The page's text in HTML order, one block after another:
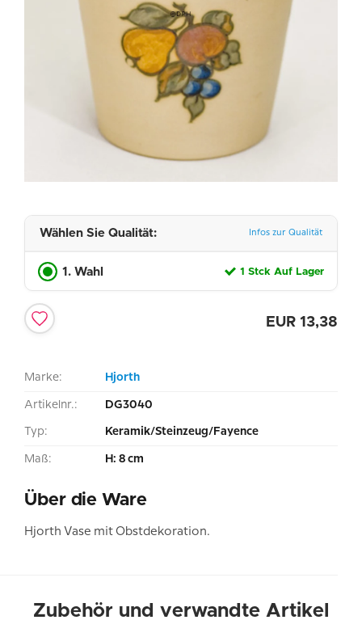
Wählen Sie Qualität: Infos zur Qualität
1. Wahl 1 Stck Auf Lager
EUR 13,38
Marke: Hjorth
Artikelnr.: DG3040
Typ: Keramik/Steinzeug/Fayence
Maß: H: 8 cm
Über die Ware
Hjorth Vase mit Obstdekoration.
Zubehör und verwandte Artikel